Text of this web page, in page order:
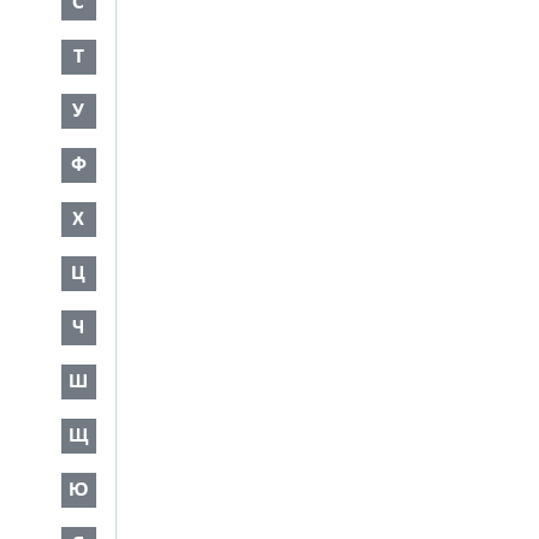
Т
У
Ф
Х
Ц
Ч
Ш
Щ
Ю